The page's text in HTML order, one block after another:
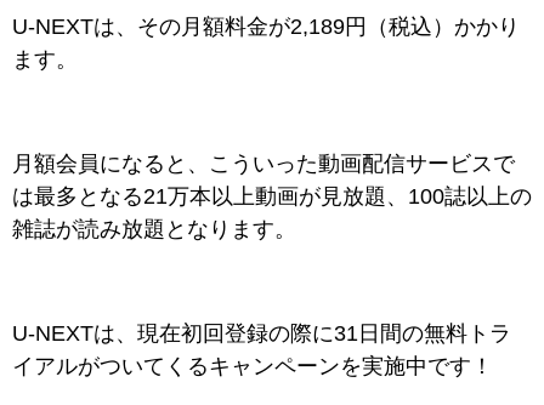
U-NEXTは、その月額料金が2,189円（税込）かかり
ます。
月額会員になると、こういった動画配信サービスで
は最多となる21万本以上動画が見放題、100誌以上の
雑誌が読み放題となります。
U-NEXTは、現在初回登録の際に31日間の無料トラ
イアルがついてくるキャンペーンを実施中です！